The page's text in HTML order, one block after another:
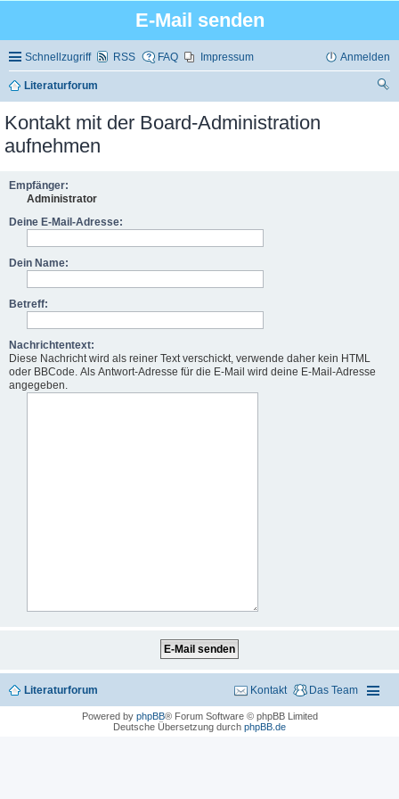
E-Mail senden
Schnellzugriff RSS FAQ Impressum Anmelden
Literaturforum
Kontakt mit der Board-Administration
aufnehmen
Empfänger:
Administrator
Deine E-Mail-Adresse:
Dein Name:
Betreff:
Nachrichtentext:
Diese Nachricht wird als reiner Text verschickt, verwende daher kein HTML
oder BBCode. Als Antwort-Adresse für die E-Mail wird deine E-Mail-Adresse
angegeben.
Literaturforum Das Team
Kontakt
Powered by phpBB® Forum Software © phpBB Limited
Deutsche Übersetzung durch phpBB.de